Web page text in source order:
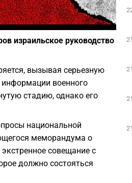
Фото: Depositphotos
израильское руководство
вызывая серьезную
информации военного
стадию, однако его
национальной
меморандума о
совещание с
должно состояться